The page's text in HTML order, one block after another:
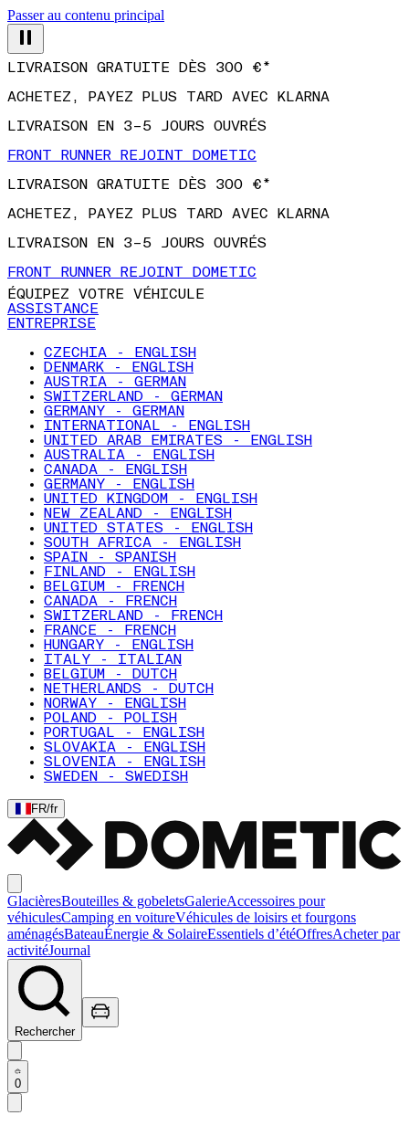
Passer au contenu principal
ACHETEZ, PAYEZ PLUS TARD AVEC KLARNA
LIVRAISON EN 3–5 JOURS OUVRÉS
FRONT RUNNER REJOINT DOMETIC
LIVRAISON GRATUITE DÈS 300 €*
ACHETEZ, PAYEZ PLUS TARD AVEC KLARNA
LIVRAISON EN 3–5 JOURS OUVRÉS
FRONT RUNNER REJOINT DOMETIC
ÉQUIPEZ VOTRE VÉHICULE
ASSISTANCE
ENTREPRISE
CZECHIA - ENGLISH
DENMARK - ENGLISH
AUSTRIA - GERMAN
SWITZERLAND - GERMAN
GERMANY - GERMAN
INTERNATIONAL - ENGLISH
UNITED ARAB EMIRATES - ENGLISH
AUSTRALIA - ENGLISH
CANADA - ENGLISH
GERMANY - ENGLISH
UNITED KINGDOM - ENGLISH
NEW ZEALAND - ENGLISH
UNITED STATES - ENGLISH
SOUTH AFRICA - ENGLISH
SPAIN - SPANISH
FINLAND - ENGLISH
BELGIUM - FRENCH
CANADA - FRENCH
SWITZERLAND - FRENCH
FRANCE - FRENCH
HUNGARY - ENGLISH
ITALY - ITALIAN
BELGIUM - DUTCH
NETHERLANDS - DUTCH
NORWAY - ENGLISH
POLAND - POLISH
PORTUGAL - ENGLISH
SLOVAKIA - ENGLISH
SLOVENIA - ENGLISH
SWEDEN - SWEDISH
FR/fr
GlacièresBouteilles & gobeletsGalerieAccessoires pour
véhiculesCamping en voitureVéhicules de loisirs et fourgons
aménagésBateauÉnergie & SolaireEssentiels d’étéOffresAcheter par
activitéJournal
Rechercher
0